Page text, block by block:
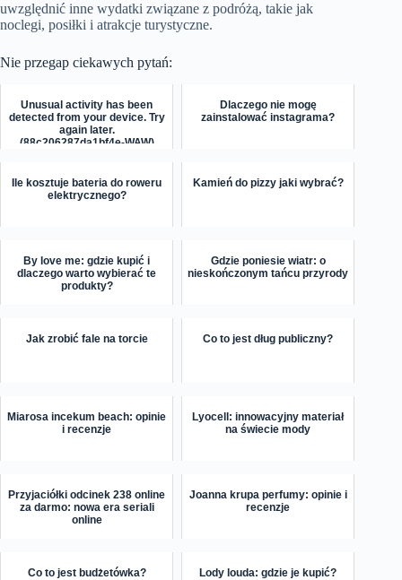
uwzględnić inne wydatki związane z podróżą, takie jak
noclegi, posiłki i atrakcje turystyczne.
Nie przegap ciekawych pytań:
Unusual activity has been
detected from your device. Try
again later.
(88c206287da1bf4e-WAW)
Dlaczego nie mogę
zainstalować instagrama?
Ile kosztuje bateria do roweru
elektrycznego?
Kamień do pizzy jaki wybrać?
By love me: gdzie kupić i
dlaczego warto wybierać te
produkty?
Gdzie poniesie wiatr: o
nieskończonym tańcu przyrody
Jak zrobić fale na torcie Co to jest dług publiczny?
Miarosa incekum beach: opinie
i recenzje
Lyocell: innowacyjny materiał
na świecie mody
Przyjaciółki odcinek 238 online
za darmo: nowa era seriali
online
Joanna krupa perfumy: opinie i
recenzje
Co to jest budżetówka? Lody louda: gdzie je kupić?